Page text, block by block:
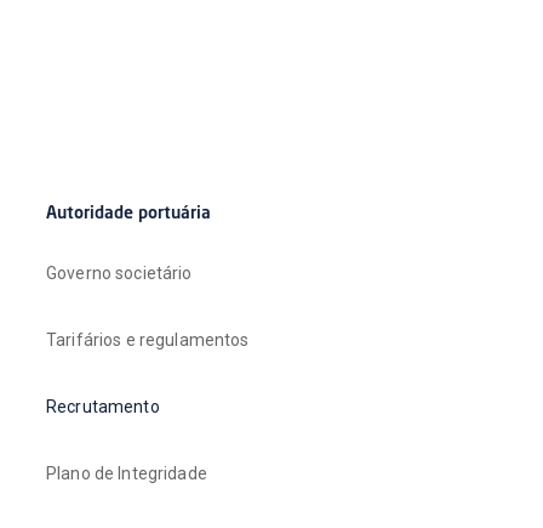
Autoridade portuária
Governo societário
Tarifários e regulamentos
Recrutamento
Plano de Integridade